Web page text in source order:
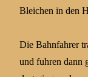
Bleichen in den
Die Bahnfahrer
und fuhren dann